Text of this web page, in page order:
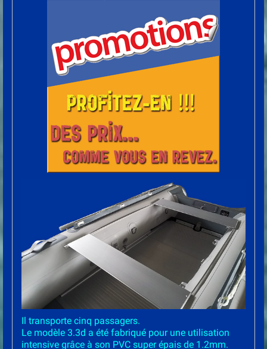
Il transporte cinq passagers.
Le modèle 3.3d a été fabriqué pour une utilisation
intensive grâce à son PVC super épais de 1.2mm.